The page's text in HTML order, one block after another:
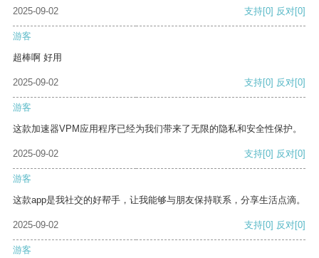
2025-09-02 支持[0] 反对[0]
游客
超棒啊 好用
2025-09-02 支持[0] 反对[0]
游客
这款加速器VPM应用程序已经为我们带来了无限的隐私和安全性保护。
2025-09-02 支持[0] 反对[0]
游客
这款app是我社交的好帮手，让我能够与朋友保持联系，分享生活点滴。
2025-09-02 支持[0] 反对[0]
游客